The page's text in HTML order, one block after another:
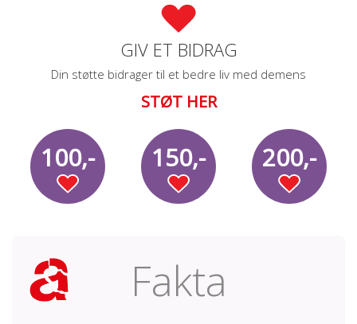
GIV ET BIDRAG
Din støtte bidrager til et bedre liv med demens
STØT HER
100,- 150,- 200,-
Fakta